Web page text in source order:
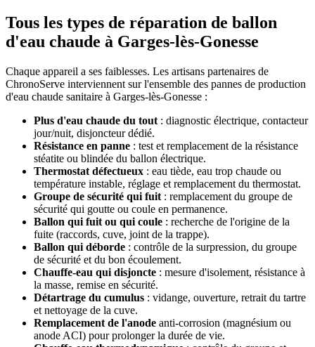
Tous les types de réparation de ballon
d'eau chaude à Garges-lès-Gonesse
Chaque appareil a ses faiblesses. Les artisans partenaires de
ChronoServe interviennent sur l'ensemble des pannes de production
d'eau chaude sanitaire à Garges-lès-Gonesse :
Plus d'eau chaude du tout : diagnostic électrique, contacteur
jour/nuit, disjoncteur dédié.
Résistance en panne : test et remplacement de la résistance
stéatite ou blindée du ballon électrique.
Thermostat défectueux : eau tiède, eau trop chaude ou
température instable, réglage et remplacement du thermostat.
Groupe de sécurité qui fuit : remplacement du groupe de
sécurité qui goutte ou coule en permanence.
Ballon qui fuit ou qui coule : recherche de l'origine de la
fuite (raccords, cuve, joint de la trappe).
Ballon qui déborde : contrôle de la surpression, du groupe
de sécurité et du bon écoulement.
Chauffe-eau qui disjoncte : mesure d'isolement, résistance à
la masse, remise en sécurité.
Détartrage du cumulus : vidange, ouverture, retrait du tartre
et nettoyage de la cuve.
Remplacement de l'anode anti-corrosion (magnésium ou
anode ACI) pour prolonger la durée de vie.